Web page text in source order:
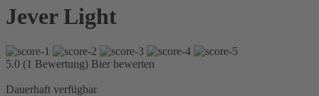
Jever Light
5.0 (1 Bewertung) Bier bewerten
Dauerhaft verfügbar